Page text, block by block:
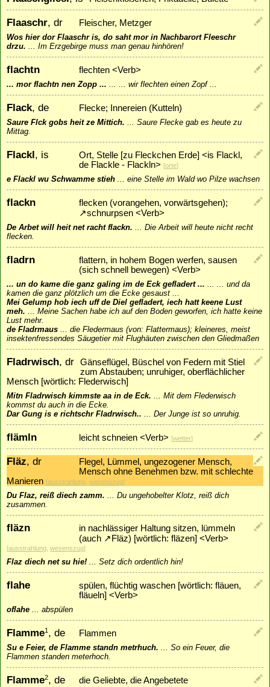
Flaaschr, dr Fleischer, Metzger
Wos hier dor Flaaschr is, do saht mor in Nachbarort Fleeschr
drzu. ... Im Erzgebirge muss man genau hinhören!
flachtn flechten <Verb>
... mor flachtn nen Zopp ... ... ... wir flechten einen Zopf ...
Flack, de Flecke; Innereien (Kutteln)
Saure Flck gobs heit ze Mittich. ... Saure Flecke gab es heute zu
Mittag.
Flackl, is
Ort, Stelle [zu Fleckchen Erde] <is Flackl,
de Flackle - Flackln> [orte]
e Flackl wu Schwamme stieh ... eine Stelle im Wald wo Pilze wachsen
flackn
flecken (vorangehen, vorwärtsgehen);
↗schnurpsen <Verb>
De Arbet will heit net racht flackn. ... Die Arbeit will heute nicht recht
flecken.
fladrn
flattern, in hohem Bogen werfen, sausen
(sich schnell bewegen) <Verb>
... un do kame die ganz galing im de Eck gefladert ... ... ... und da
kamen die ganz plötzlich um die Ecke gesaust ...
Mei Gelump hob iech uff de Diel gefladert, iech hatt keene Lust
meh. ... Meine Sachen habe ich auf den Boden geworfen, ich hatte keine
Lust mehr.
de Fladrmaus ... die Fledermaus (von: Flattermaus); kleineres, meist
insektenfressendes Säugetier mit Flughäuten zwischen den Gliedmaßen
Fladrwisch, dr
Gänseflügel, Büschel von Federn mit Stiel
zum Abstauben; unruhiger, oberflächlicher
Mensch [wörtlich: Flederwisch]
Mitn Fladrwisch kimmste aa in de Eck. ... Mit dem Flederwisch
kommst du auch in die Ecke.
Dar Gung is e richtschr Fladrwisch.. ... Der Junge ist so unruhig.
flämln leicht schneien <Verb> [wetter]
Fläz, dr
Flegel, Lümmel, ungezogener Mensch,
Mensch ohne Benehmen bzw. mit schlechte
Manieren [ausstrahlung, wesenszug]
Du Flaz, reiß diech zamm. ... Du ungehobelter Klotz, reiß dich
zusammen.
fläzn
in nachlässiger Haltung sitzen, lümmeln
(auch ↗ Fläz) [wörtlich: fläzen] <Verb>
[ausstrahlung, wesenszug]
Flaz diech net su hie! ... Setz dich ordentlich hin!
flahe
spülen, flüchtig waschen [wörtlich: fläuen,
fläueln] <Verb>
oflahe ... abspülen
Flamme1, de Flammen
Su e Feier, de Flamme standn metrhuch. ... So ein Feuer, die
Flammen standen meterhoch.
Flamme2, de die Geliebte, die Angebetete